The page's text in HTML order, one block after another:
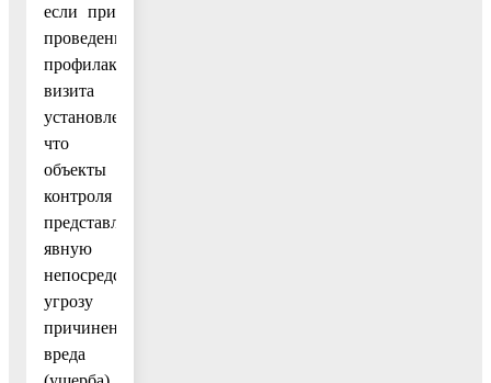
если при
проведении
профилактического
визита
установлено,
что
объекты
контроля
представляют
явную
непосредственную
угрозу
причинения
вреда